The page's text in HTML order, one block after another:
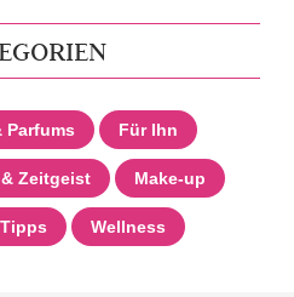
Parfums Für Ihn
Zeitgeist Make-up
Tipps Wellness